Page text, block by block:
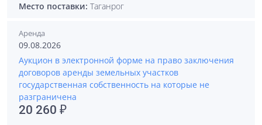
Место поставки: Таганрог
Аренда
09.08.2026
Аукцион в электронной форме на право заключения
договоров аренды земельных участков
государственная собственность на которые не
разграничена
20 260 ₽